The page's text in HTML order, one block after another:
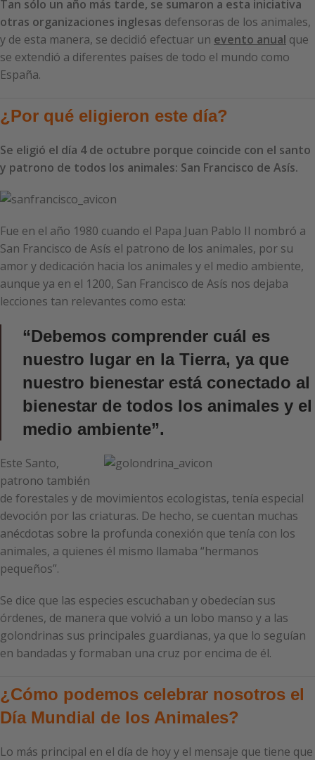
Tan sólo un año más tarde, se sumaron a esta iniciativa
otras organizaciones inglesas defensoras de los animales,
y de esta manera, se decidió efectuar un evento anual que
se extendió a diferentes países de todo el mundo como
España.
¿Por qué eligieron este día?
Se eligió el día 4 de octubre porque coincide con el santo
y patrono de todos los animales: San Francisco de Asís.
Fue en el año 1980 cuando el Papa Juan Pablo II nombró a
San Francisco de Asís el patrono de los animales, por su
amor y dedicación hacia los animales y el medio ambiente,
aunque ya en el 1200, San Francisco de Asís nos dejaba
lecciones tan relevantes como esta:
“Debemos comprender cuál es
nuestro lugar en la Tierra, ya que
nuestro bienestar está conectado al
bienestar de todos los animales y el
medio ambiente”.
Este Santo,
patrono también
de forestales y de movimientos ecologistas, tenía especial
devoción por las criaturas. De hecho, se cuentan muchas
anécdotas sobre la profunda conexión que tenía con los
animales, a quienes él mismo llamaba “hermanos
pequeños”.
Se dice que las especies escuchaban y obedecían sus
órdenes, de manera que volvió a un lobo manso y a las
golondrinas sus principales guardianas, ya que lo seguían
en bandadas y formaban una cruz por encima de él.
¿Cómo podemos celebrar nosotros el
Día Mundial de los Animales?
Lo más principal en el día de hoy y el mensaje que tiene que